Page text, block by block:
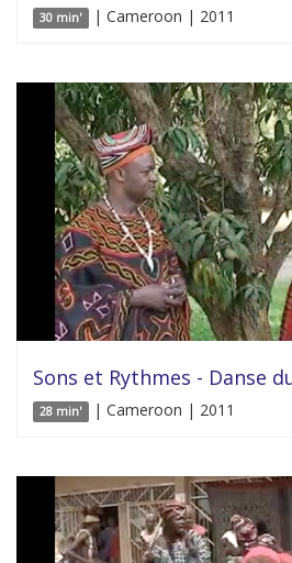
30 min' | Cameroon | 2011
Sons et Rythmes - Danse
28 min' | Cameroon | 2011